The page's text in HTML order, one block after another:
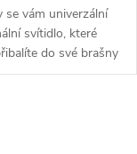
se vám univerzální
svítidlo, které
do své brašny